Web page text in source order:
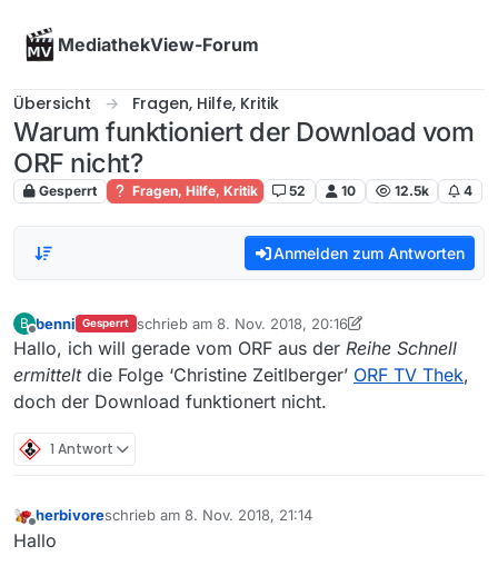
MediathekView-Forum
Übersicht Fragen, Hilfe, Kritik
Warum funktioniert der Download vom
ORF nicht?
Gesperrt Fragen, Hilfe, Kritik 52 10 12.5k 4
Anmelden zum Antworten
B
Offline
benni Gesperrt schrieb am 8. Nov. 2018, 20:16
zuletzt editiert von benni 11. Aug. 2018, 21:17
Hallo, ich will gerade vom ORF aus der Reihe Schnell
ermitteltdie Folge ‘Christine Zeitlberger’ ORF TV Thek,
doch der Download funktionert nicht.
1 Antwort
Offline
herbivoreschrieb am 8. Nov. 2018, 21:14
zuletzt editiert von
Hallo